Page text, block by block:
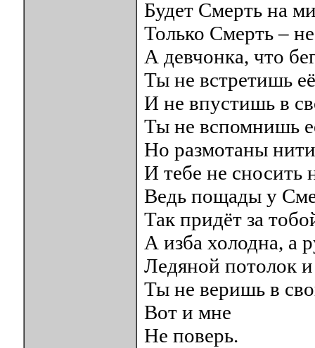
Будет Смерть на
Только Смерть –
А девчонка, что
Ты не встретишь
И не впустишь в
Ты не вспомнишь
Но размотаны
И тебе не сносить
Ведь пощады у
Так придёт за
А изба холодна, а
Ледяной потолок и
Ты не веришь в
Вот и мне
Не поверь.